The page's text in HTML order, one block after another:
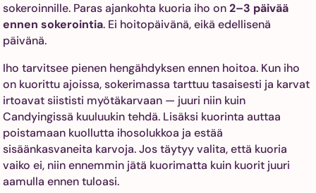
sokeroinnille. Paras ajankohta kuoria iho on2–3 päivää
ennen sokerointia. Ei hoitopäivänä, eikä edellisenä
päivänä.
Iho tarvitsee pienen hengähdyksen ennen hoitoa. Kun iho
on kuorittu ajoissa, sokerimassa tarttuu tasaisesti ja karvat
irtoavat siististi myötäkarvaan — juuri niin kuin
Candyingissä kuuluukin tehdä. Lisäksi kuorinta auttaa
poistamaan kuollutta ihosolukkoa ja estää
sisäänkasvaneita karvoja. Jos täytyy valita, että kuoria
vaiko ei, niin ennemmin jätä kuorimatta kuin kuorit juuri
aamulla ennen tuloasi.